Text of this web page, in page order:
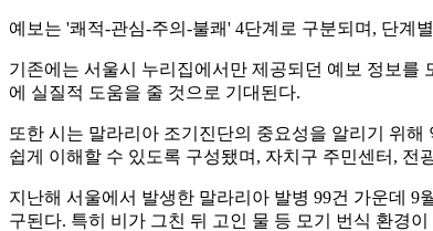
예보는 '쾌적-관심-주의-불쾌' 4단계로 구분되며, 단계
기존에는 서울시 누리집에서만 제공되던 예보 정보를
에 실질적 도움을 줄 것으로 기대된다.
또한 시는 말라리아 조기진단의 중요성을 알리기 위
쉽게 이해할 수 있도록 구성됐며, 자치구 주민센터, 전
지난해 서울에서 발생한 말라리아 발병 99건 가운데 9
구된다. 특히 비가 그친 뒤 고인 물 등 모기 번식 환경